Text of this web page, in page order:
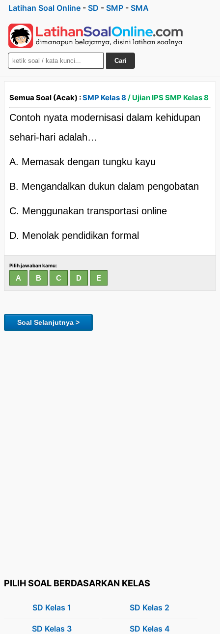
Latihan Soal Online - SD - SMP - SMA
Cari
Semua Soal (Acak) :SMP Kelas 8 / Ujian IPS SMP Kelas 8
Contoh nyata modernisasi dalam kehidupan
sehari-hari adalah…
A. Memasak dengan tungku kayu
B. Mengandalkan dukun dalam pengobatan
C. Menggunakan transportasi online
D. Menolak pendidikan formal
Pilih jawaban kamu:
Soal Selanjutnya >
PILIH SOAL BERDASARKAN KELAS
SD Kelas 1 SD Kelas 2
SD Kelas 3 SD Kelas 4